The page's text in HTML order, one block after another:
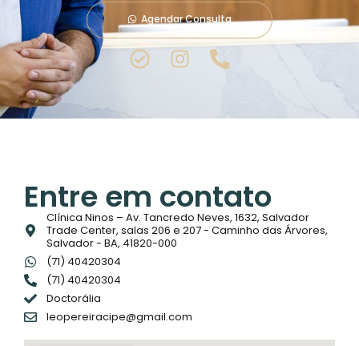
Agendar Consulta
Entre em contato
Clínica Ninos – Av. Tancredo Neves, 1632, Salvador
Trade Center, salas 206 e 207 - Caminho das Árvores,
Salvador - BA, 41820-000
(71) 40420304
(71) 40420304
Doctorália
leopereiracipe@gmail.com